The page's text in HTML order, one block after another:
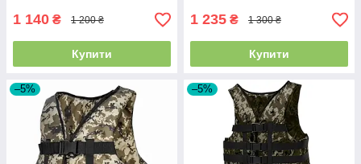
1 140 ₴ 1 200 ₴
Купити
1 235 ₴ 1 300 ₴
Купити
–5% –5%